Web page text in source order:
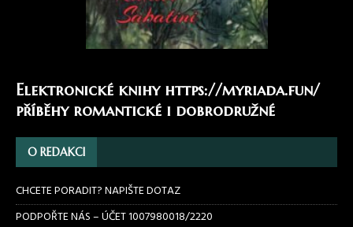
Elektronické knihy https://myriada.fun/
příběhy romantické i dobrodružné
O REDAKCI
CHCETE PORADIT? NAPIŠTE DOTAZ
PODPOŘTE NÁS – ÚČET 1007980018/2220